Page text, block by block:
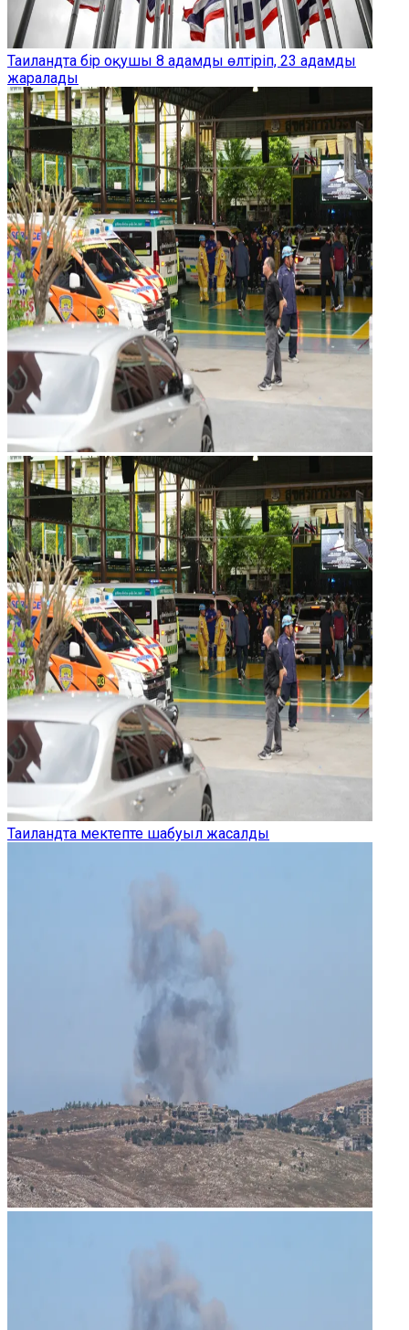
Таиландта бір оқушы 8 адамды өлтіріп, 23 адамды
жаралады
Таиландта мектепте шабуыл жасалды